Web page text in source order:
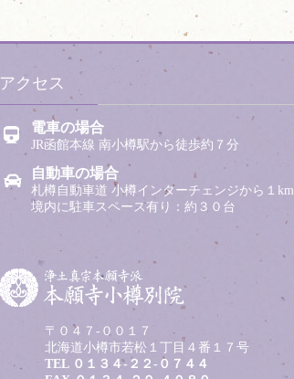
アクセス
電車の場合
JR函館本線 南小樽駅から徒歩約７分
自動車の場合
札樽自動車道 小樽インターチェンジから１km
境内に駐車スペース有り：約３０台
〒０４７-００１７
北海道小樽市若松１丁目４番１７号
TEL ０１３４-２２-０７４４